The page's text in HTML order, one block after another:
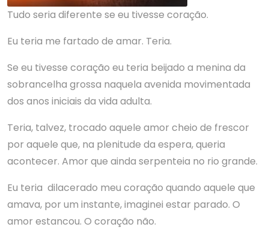
Tudo seria diferente se eu tivesse coração.
Eu teria me fartado de amar. Teria.
Se eu tivesse coração eu teria beijado a menina da
sobrancelha grossa naquela avenida movimentada
dos anos iniciais da vida adulta.
Teria, talvez, trocado aquele amor cheio de frescor
por aquele que, na plenitude da espera, queria
acontecer. Amor que ainda serpenteia no rio grande.
Eu teria dilacerado meu coração quando aquele que
amava, por um instante, imaginei estar parado. O
amor estancou. O coração não.